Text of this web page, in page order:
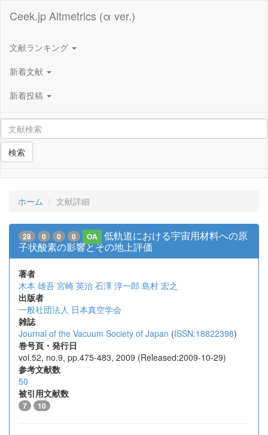
Ceek.jp Altmetrics (α ver.)
文献ランキング
新着文献
新着投稿
検索
ホーム 文献詳細
28 0 0 0 OA
低軌道における宇宙用材料への原
子状酸素の影響とその地上評価
著者
木本 雄吾 宮崎 英治 石澤 淳一郎 島村 宏之
出版者
一般社団法人 日本真空学会
雑誌
Journal of the Vacuum Society of Japan (ISSN:18822398)
巻号頁・発行日
vol.52, no.9, pp.475-483, 2009 (Released:2009-10-29)
参考文献数
50
被引用文献数
7 10